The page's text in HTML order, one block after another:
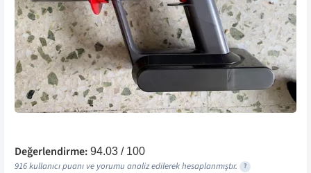
Değerlendirme: 94.03 / 100
916kullanıcı puanı ve yorumu analiz edilerek hesaplanmıştır. ?